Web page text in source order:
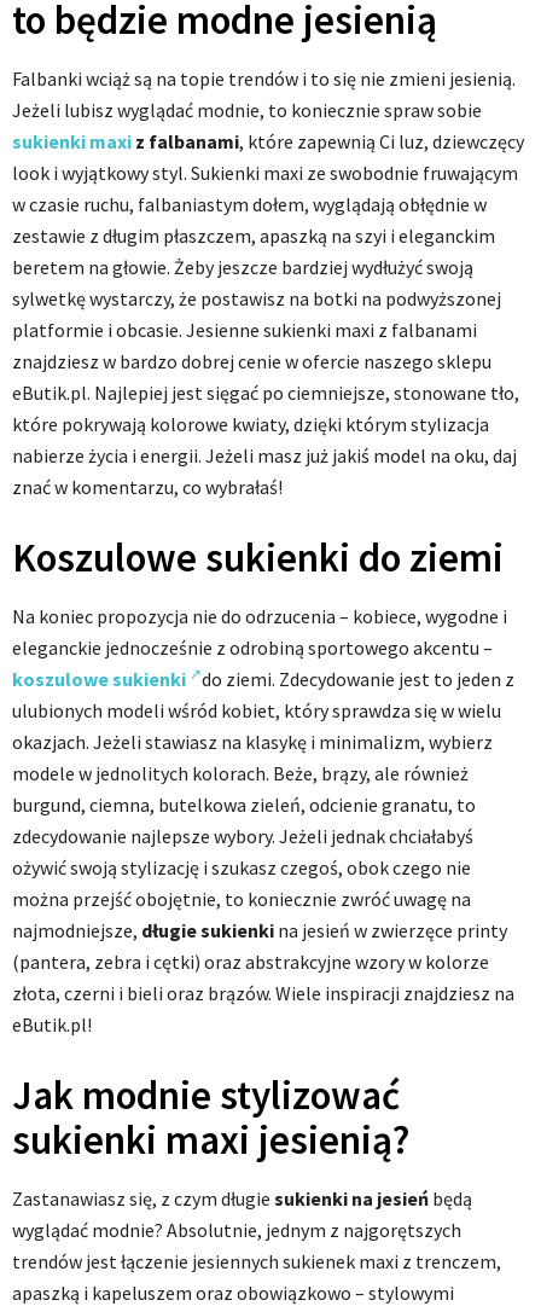
to będzie modne jesienią
Falbanki wciąż są na topie trendów i to się nie zmieni jesienią.
Jeżeli lubisz wyglądać modnie, to koniecznie spraw sobie
sukienki maxi z falbanami, które zapewnią Ci luz, dziewczęcy
look i wyjątkowy styl. Sukienki maxi ze swobodnie fruwającym
w czasie ruchu, falbaniastym dołem, wyglądają obłędnie w
zestawie z długim płaszczem, apaszką na szyi i eleganckim
beretem na głowie. Żeby jeszcze bardziej wydłużyć swoją
sylwetkę wystarczy, że postawisz na botki na podwyższonej
platformie i obcasie. Jesienne sukienki maxi z falbanami
znajdziesz w bardzo dobrej cenie w ofercie naszego sklepu
eButik.pl. Najlepiej jest sięgać po ciemniejsze, stonowane tło,
które pokrywają kolorowe kwiaty, dzięki którym stylizacja
nabierze życia i energii. Jeżeli masz już jakiś model na oku, daj
znać w komentarzu, co wybrałaś!
Koszulowe sukienki do ziemi
Na koniec propozycja nie do odrzucenia – kobiece, wygodne i
eleganckie jednocześnie z odrobiną sportowego akcentu –
koszulowe sukienki
do ziemi. Zdecydowanie jest to jeden z
ulubionych modeli wśród kobiet, który sprawdza się w wielu
okazjach. Jeżeli stawiasz na klasykę i minimalizm, wybierz
modele w jednolitych kolorach. Beże, brązy, ale również
burgund, ciemna, butelkowa zieleń, odcienie granatu, to
zdecydowanie najlepsze wybory. Jeżeli jednak chciałabyś
ożywić swoją stylizację i szukasz czegoś, obok czego nie
można przejść obojętnie, to koniecznie zwróć uwagę na
najmodniejsze, długie sukienki na jesień w zwierzęce printy
(pantera, zebra i cętki) oraz abstrakcyjne wzory w kolorze
złota, czerni i bieli oraz brązów. Wiele inspiracji znajdziesz na
eButik.pl!
Jak modnie stylizować
sukienki maxi jesienią?
Zastanawiasz się, z czym długie sukienki na jesień będą
wyglądać modnie? Absolutnie, jednym z najgorętszych
trendów jest łączenie jesiennych sukienek maxi z trenczem,
apaszką i kapeluszem oraz obowiązkowo – stylowymi